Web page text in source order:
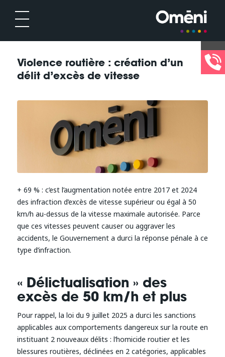
Violence routière : création d’un
délit d’excès de vitesse
+ 69 % : c’est l’augmentation notée entre 2017 et 2024
des infraction d’excès de vitesse supérieur ou égal à 50
km/h au-dessus de la vitesse maximale autorisée. Parce
que ces vitesses peuvent causer ou aggraver les
accidents, le Gouvernement a durci la réponse pénale à ce
type d’infraction.
« Délictualisation » des
excès de 50 km/h et plus
Pour rappel, la loi du 9 juillet 2025 a durci les sanctions
applicables aux comportements dangereux sur la route en
instituant 2 nouveaux délits : l’homicide routier et les
blessures routières, déclinées en 2 catégories, applicables